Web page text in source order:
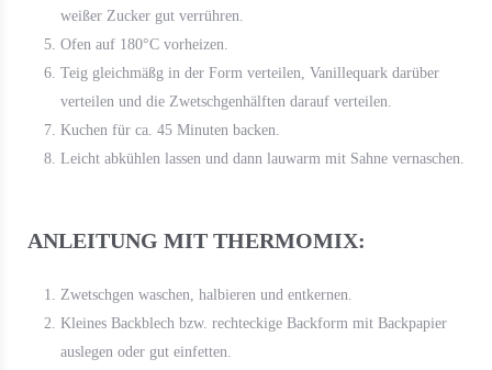
weißer Zucker gut verrühren.
Ofen auf 180°C vorheizen.
Teig gleichmäßg in der Form verteilen, Vanillequark darüber
verteilen und die Zwetschgenhälften darauf verteilen.
Kuchen für ca. 45 Minuten backen.
Leicht abkühlen lassen und dann lauwarm mit Sahne vernaschen.
ANLEITUNG MIT THERMOMIX:
Zwetschgen waschen, halbieren und entkernen.
Kleines Backblech bzw. rechteckige Backform mit Backpapier
auslegen oder gut einfetten.